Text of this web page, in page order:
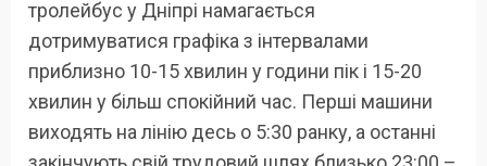
тролейбус у Дніпрі намагається
дотримуватися графіка з інтервалами
приблизно 10-15 хвилин у години пік і 15-20
хвилин у більш спокійний час. Перші машини
виходять на лінію десь о 5:30 ранку, а останні